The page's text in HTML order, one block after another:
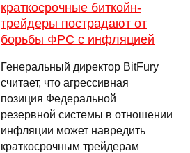
краткосрочные биткойн-
трейдеры пострадают от
борьбы ФРС с инфляцией
Генеральный директор BitFury
считает, что агрессивная
позиция Федеральной
резервной системы в отношении
инфляции может навредить
краткосрочным трейдерам